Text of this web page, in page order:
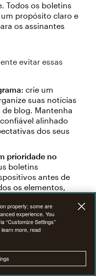
Todos os boletins
propósito claro e
os assinantes
evitar essas
crie um
suas notícias
blog. Mantenha
alinhado
dos seus
prioridade no
boletins
antes de
os elementos,
em
da CTA:todos os
incentivar os
suas contas de
completa
properly; some are
experience. You
“Customize Settings”
more, read